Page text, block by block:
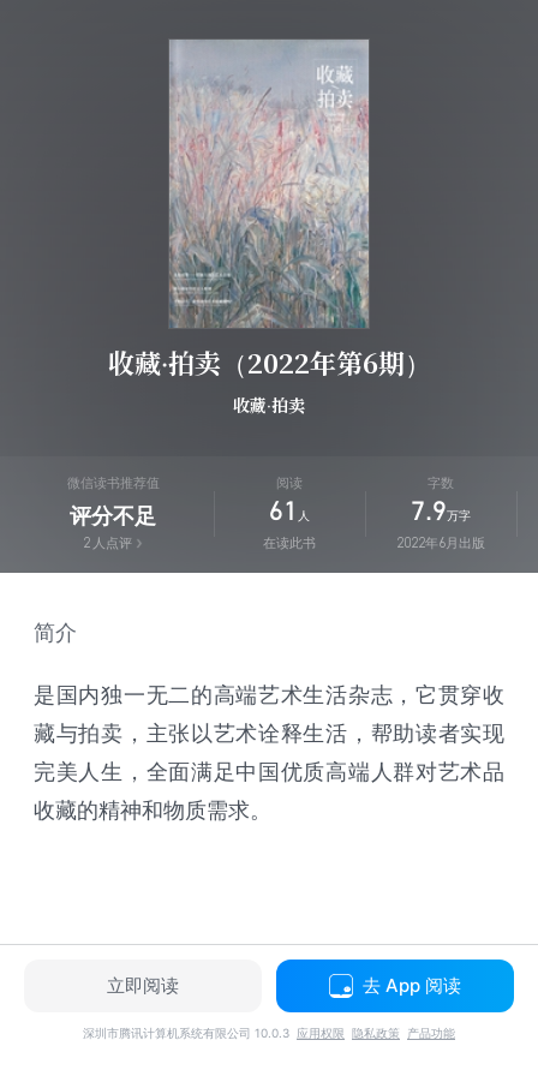
收藏·拍卖（2022年第6期）
收藏·拍卖
微信读书推荐值
评分不足
2 人点评
阅读
61 人
在读此书
字数
7.9 万字
2022年6月出版
简介
是国内独一无二的高端艺术生活杂志，它贯穿收
藏与拍卖，主张以艺术诠释生活，帮助读者实现
完美人生，全面满足中国优质高端人群对艺术品
收藏的精神和物质需求。
立即阅读 去 App 阅读
深圳市腾讯计算机系统有限公司 10.0.3 应用权限 隐私政策 产品功能